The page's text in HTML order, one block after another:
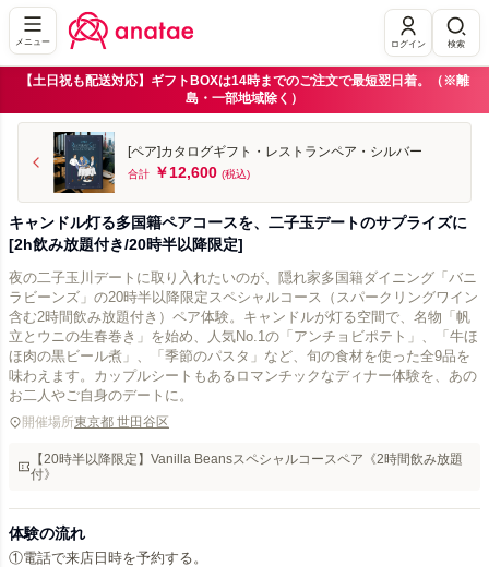
メニュー ログイン 検索
【土日祝も配送対応】ギフトBOXは14時までのご注文で最短翌日着。（※離
島・一部地域除く）
[ペア]カタログギフト・レストランペア・シルバー
合計 ￥12,600 (税込)
キャンドル灯る多国籍ペアコースを、二子玉デートのサプライズに
[2h飲み放題付き/20時半以降限定]
夜の二子玉川デートに取り入れたいのが、隠れ家多国籍ダイニング「バニ
ラビーンズ」の20時半以降限定スペシャルコース（スパークリングワイン
含む2時間飲み放題付き）ペア体験。キャンドルが灯る空間で、名物「帆
立とウニの生春巻き」を始め、人気No.1の「アンチョビポテト」、「牛ほ
ほ肉の黒ビール煮」、「季節のパスタ」など、旬の食材を使った全9品を
味わえます。カップルシートもあるロマンチックなディナー体験を、あの
お二人やご自身のデートに。
開催場所東京都 世田谷区
【20時半以降限定】Vanilla Beansスペシャルコースペア《2時間飲み放題
付》
体験の流れ
①電話で来店日時を予約する。